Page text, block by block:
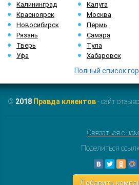
Калининград
Калуга
Красноярск
Москва
Новосибирск
Пермь
Рязань
Самара
Тверь
Тула
Уфа
Хабаровск
Полный список
© 2018 Правда клиентов- сайт
Связаться с
Поделиться
Добавить